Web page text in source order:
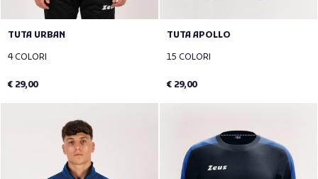
TUTA URBAN
4 COLORI
€ 29,00
TUTA APOLLO
15 COLORI
€ 29,00